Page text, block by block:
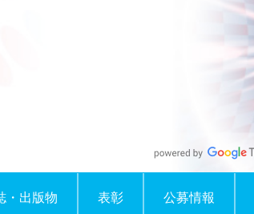
・出版物 表彰 公募情報